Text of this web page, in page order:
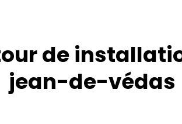
de
jean-de-védas